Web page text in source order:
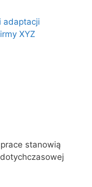
adaptacji
XYZ
stanowią